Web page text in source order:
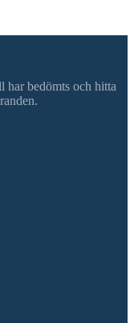
har bedömts och hitta